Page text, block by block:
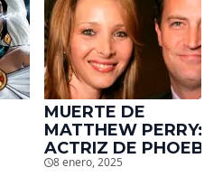
MUERTE DE
MATTHEW PERRY:
ACTRIZ DE PHOEBE,
EN ‘FRIENDS’,
8 enero, 2025